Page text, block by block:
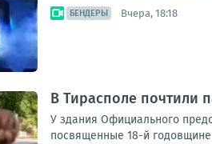
БЕНДЕРЫ Вчера, 18:18
В Тирасполе почтили
У здания Официального
посвященные 18-й годовщине